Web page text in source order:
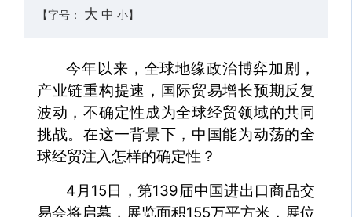
【字号： 大 中 小】
今年以来，全球地缘政治博弈加剧，
产业链重构提速，国际贸易增长预期反复
波动，不确定性成为全球经贸领域的共同
挑战。在这一背景下，中国能为动荡的全
球经贸注入怎样的确定性？
4月15日，第139届中国进出口商品交
易会将启幕，展览面积155万平方米，展位